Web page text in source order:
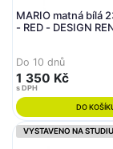
MARIO matná bílá
- RED - DESIGN
Do 10 dnů
1 350 Kč
s DPH
DO
VYSTAVENO NA STUDIU